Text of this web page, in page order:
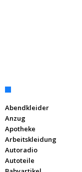
Abendkleider
Anzug
Apotheke
Arbeitskleidung
Autoradio
Autoteile